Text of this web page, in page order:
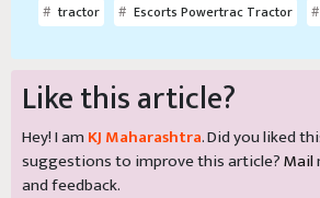
tractor Escorts Powertrac Tractor
Like this article?
Hey! I am KJ Maharashtra. Did you liked
suggestions to improve this article?Mail
and feedback.